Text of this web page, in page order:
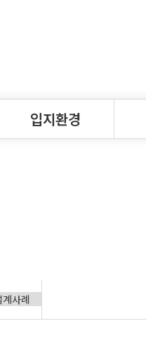
입지환경